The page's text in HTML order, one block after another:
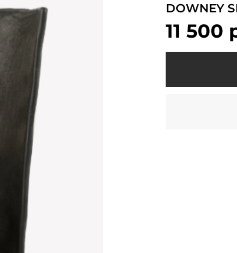
DOWNEY
11 500